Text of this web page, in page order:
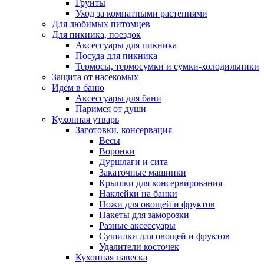
Грунты
Уход за комнатными растениями
Для любимых питомцев
Для пикника, поездок
Аксессуары для пикника
Посуда для пикника
Термосы, термосумки и сумки-холодильники
Защита от насекомых
Идём в баню
Аксессуары для бани
Паримся от души
Кухонная утварь
Заготовки, консервация
Весы
Воронки
Дуршлаги и сита
Закаточные машинки
Крышки для консервирования
Наклейки на банки
Ножи для овощей и фруктов
Пакеты для заморозки
Разные аксессуары
Сушилки для овощей и фруктов
Удалители косточек
Кухонная навеска